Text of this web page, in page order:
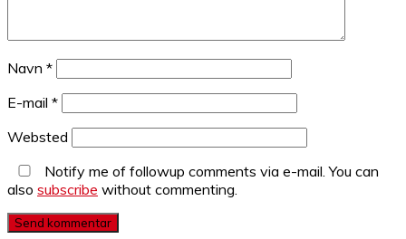
Navn *
E-mail *
Websted
Notify me of followup comments via e-mail. You can
also subscribe without commenting.